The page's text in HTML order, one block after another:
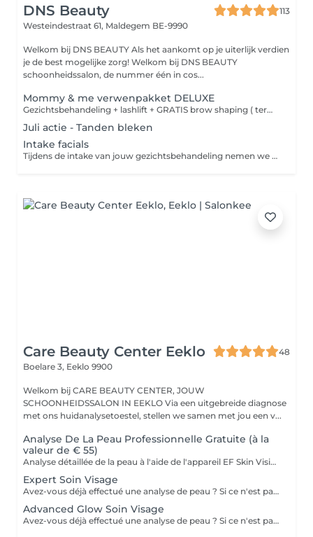
DNS Beauty
113
Westeindestraat 61, Maldegem BE-9990
Welkom bij DNS BEAUTY Als het aankomt op je uiterlijk verdien
je de best mogelijke zorg! Welkom bij DNS BEAUTY
schoonheidssalon, de nummer één in cos...
Mommy & me verwenpakket DELUXE
Gezichtsbehandeling + lashlift + GRATIS brow shaping ( terwaarde van 30 euro ) 179,00 euro per persoon ipv 190,00 euro
Juli actie - Tanden bleken
Intake facials
Tijdens de intake van jouw gezichtsbehandeling nemen we de tijd om je huid en wensen te analyseren. We bekijken je huidconditie, bespreken je doelen en eventuele aandachtspunten, zodat we de behandeling perfect kunnen afstemmen op wat jouw huid nodig heeft. ❗️Voorschot van €15,00 wordt bij de volgende afspraak in mindering gebracht op de behandeling.
Care Beauty Center Eeklo
48
Boelare 3, Eeklo 9900
Welkom bij CARE BEAUTY CENTER, JOUW
SCHOONHEIDSSALON IN EEKLO Via een uitgebreide diagnose
met ons huidanalysetoestel, stellen we samen met jou een v...
Analyse De La Peau Professionnelle Gratuite (à la
valeur de € 55)
Analyse détaillée de la peau à l'aide de l'appareil EF Skin Vision. Chaque peau est unique, c'est pourquoi nous analysons ensemble les besoins actuels de votre peau. L'appareil d'analyse de la peau effectue une analyse numérique complète. En quelques minutes, il détermine votre profil cutané à partir de 9 mesures spécifiques : hydratation, excès de sébum, élasticité, desquamation, pores, taches pigmentaires, pattes d'oie, rides du front, couperose.
Expert Soin Visage
Avez-vous déjà effectué une analyse de peau ? Si ce n'est pas le cas, veuillez réserver une analyse de peau. Si vous ne le faites pas, nous ne pourrons malheureusement pas réaliser le soin dans son intégralité. Le soin Expert est très efficace grâce à la précision de techniques manuelles spécifiques, associées à des produits de soin professionnels hautement actifs. En fonction de votre ID Skin, nous traitons en profondeur les besoins de votre peau.
Advanced Glow Soin Visage
Avez-vous déjà effectué une analyse de peau ? Si ce n'est pas le cas, veuillez réserver une analyse de peau. Si vous ne le faites pas, nous ne pourrons malheureusement pas réaliser le soin dans son intégralité. Un soin oxygénant qui redonne de l'éclat aux peaux les plus ternes. La peau est parfaitement nettoyée grâce à la double exfoliation. Le teint est unifié, et nous redonnons vie et éclat à la peau grâce à l'Oxy Booster. La peau est lisse, purifiée et éclatante grâce au masque peel-off Glow Mask.